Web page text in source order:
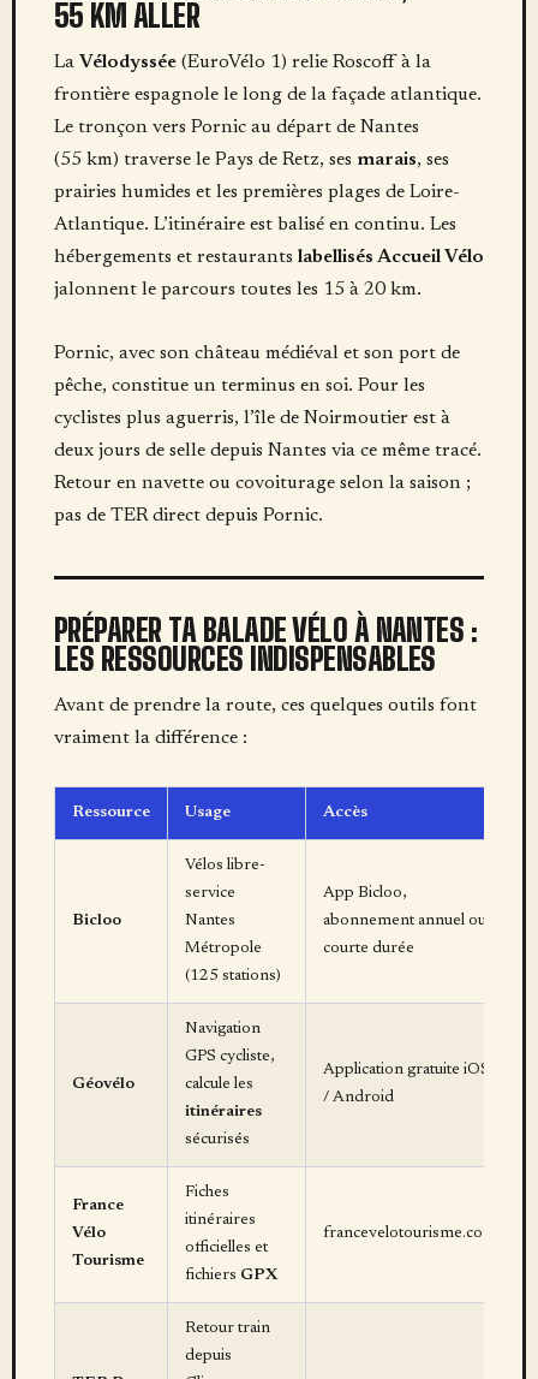
55 KM ALLER
La Vélodyssée(EuroVélo 1) relie Roscoff à la
frontière espagnole le long de la façade atlantique.
Le tronçon vers Pornic au départ de Nantes
(55 km) traverse le Pays de Retz, ses marais, ses
prairies humides et les premières plages de Loire-
Atlantique. L’itinéraire est balisé en continu. Les
hébergements et restaurants labellisés Accueil Vélo
jalonnent le parcours toutes les 15 à 20 km.
Pornic, avec son château médiéval et son port de
pêche, constitue un terminus en soi. Pour les
cyclistes plus aguerris, l’île de Noirmoutier est à
deux jours de selle depuis Nantes via ce même tracé.
Retour en navette ou covoiturage selon la saison ;
pas de TER direct depuis Pornic.
PRÉPARER TA BALADE VÉLO À NANTES :
LES RESSOURCES INDISPENSABLES
Avant de prendre la route, ces quelques outils font
vraiment la différence :
Ressource Usage Accès
Bicloo
Vélos libre-
service
Nantes
Métropole
(125 stations)
App Bicloo,
abonnement annuel ou
courte durée
Géovélo
Navigation
GPS cycliste,
calcule les
itinéraires
sécurisés
Application gratuite iOS
/ Android
France
Vélo
Tourisme
Fiches
itinéraires
officielles et
fichiers GPX
francevelotourisme.com
Retour train
depuis